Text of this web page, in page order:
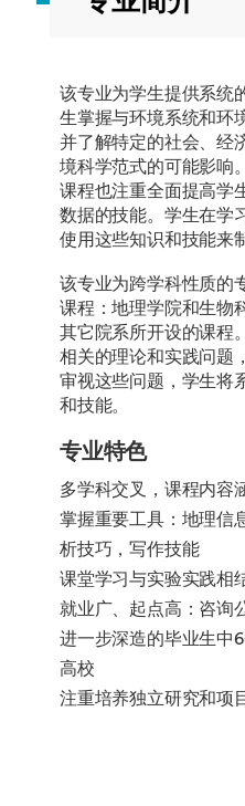
该专业为学生提供系统
生掌握与环境系统和环
并了解特定的社会、经
境科学范式的可能影响
课程也注重全面提高学
数据的技能。学生在学
使用这些知识和技能来
该专业为跨学科性质的
课程：地理学院和生物
其它院系所开设的课程
相关的理论和实践问题
审视这些问题，学生将
和技能。
专业特色
多学科交叉，课程内容
掌握重要工具：地理信
析技巧，写作技能
课堂学习与实验实践相
就业广、起点高：咨询
进一步深造的毕业生中
高校
注重培养独立研究和项